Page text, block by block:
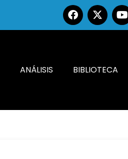
ANÁLISIS BIBLIOTECA